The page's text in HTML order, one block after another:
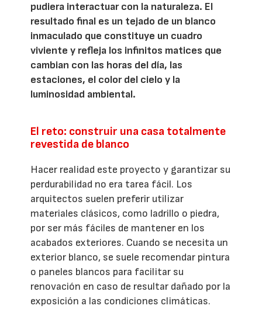
pudiera interactuar con la naturaleza. El
resultado final es un tejado de un blanco
inmaculado que constituye un cuadro
viviente y refleja los infinitos matices que
cambian con las horas del día, las
estaciones, el color del cielo y la
luminosidad ambiental.
El reto: construir una casa totalmente
revestida de blanco
Hacer realidad este proyecto y garantizar su
perdurabilidad no era tarea fácil. Los
arquitectos suelen preferir utilizar
materiales clásicos, como ladrillo o piedra,
por ser más fáciles de mantener en los
acabados exteriores. Cuando se necesita un
exterior blanco, se suele recomendar pintura
o paneles blancos para facilitar su
renovación en caso de resultar dañado por la
exposición a las condiciones climáticas.